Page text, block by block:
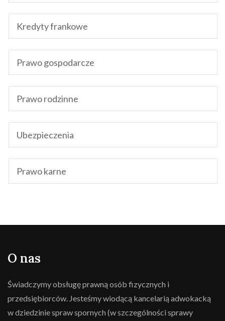
Kredyty frankowe
Prawo gospodarcze
Prawo rodzinne
Ubezpieczenia
Prawo karne
O nas
Świadczymy obsługę prawną osób fizycznych i
przedsiębiorców. Jesteśmy wiodącą kancelarią adwokacką
w dziedzinie spraw spornych (w szczególności sprawy